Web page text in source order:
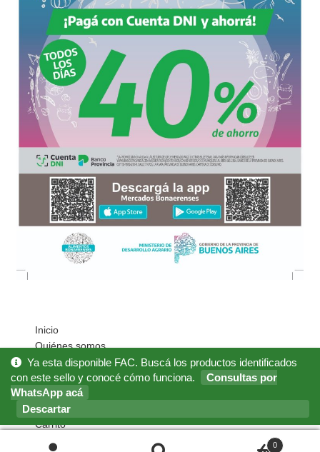
Inicio
Quiénes somos
Cómo Comprar?
Mi cuenta
Noticias
Preguntas Frecuentes
Carrito
0
Ya esta disponible FAC. Buscá los productos identificados
con este sello y conocé cómo funciona.
Consultas por
WhatsApp acá
Descartar